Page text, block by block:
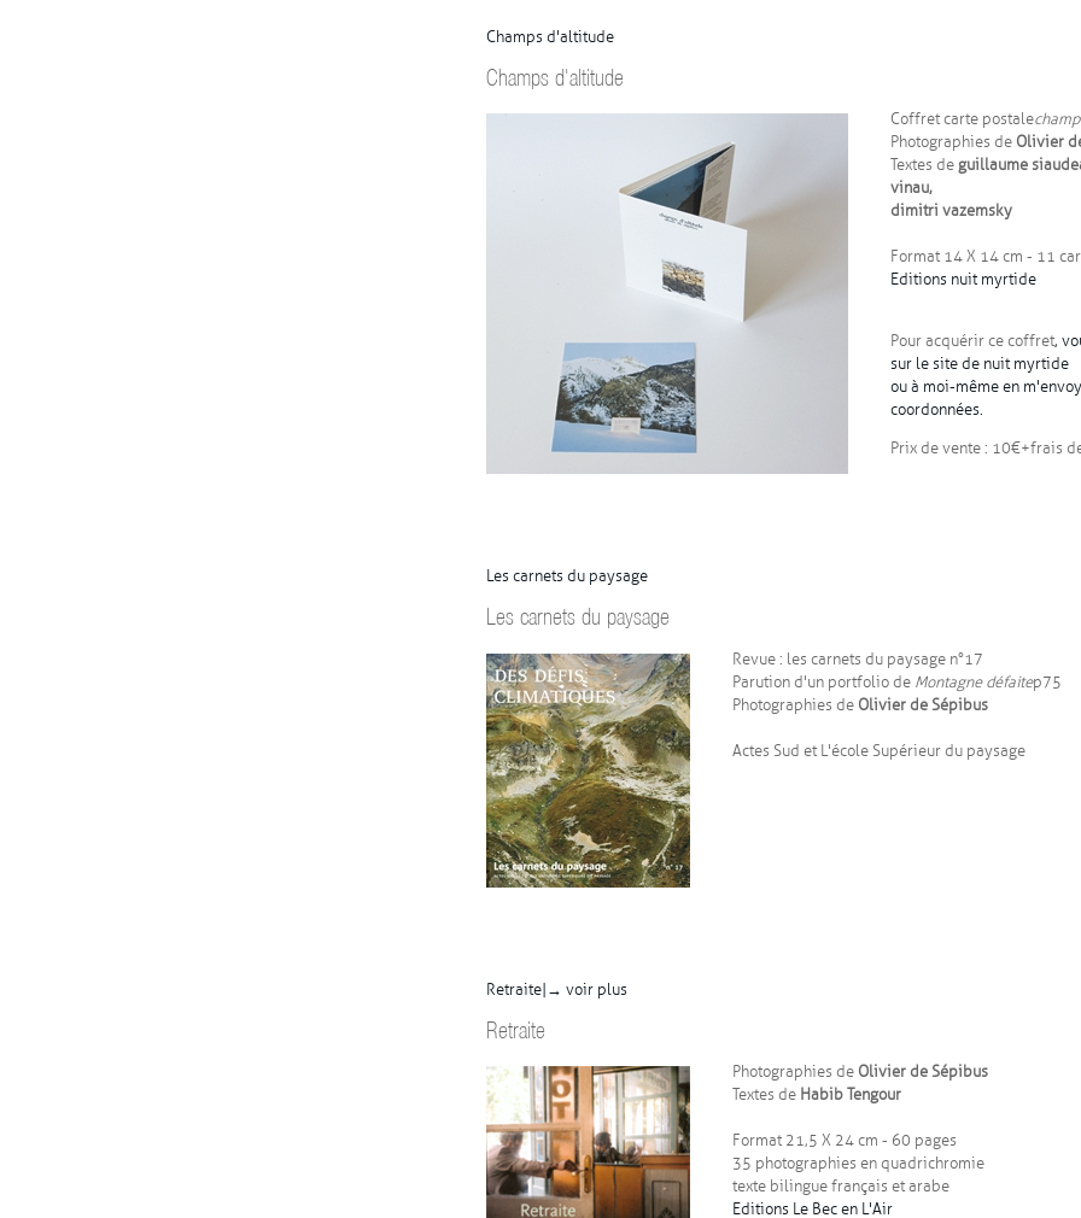
Champs d'altitude
Champs d'altitude
Coffret carte postale
Photographies de Olivier
Textes de guillaume
vinau,
dimitri vazemsky
Format 14 X 14 cm - 11
Editions nuit myrtide
Pour acquérir ce coffret,
sur le site de nuit myrtide
ou à moi-même en
coordonnées.
Prix de vente : 10€+frais
Les carnets du paysage
Les carnets du paysage
Revue : les carnets du paysage n°17
Parution d'un portfolio de Montagne défaitep75
Photographies de Olivier de Sépibus
Actes Sud et L'école Supérieur du paysage
Retraite | → voir plus
Retraite
Photographies de Olivier de Sépibus
Textes de Habib Tengour
Format 21,5 X 24 cm - 60 pages
35 photographies en quadrichromie
texte bilingue français et arabe
Editions Le Bec en L'Air